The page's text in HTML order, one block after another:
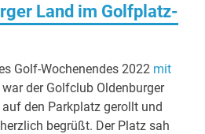
Land im Golfplatz-
Golf-Wochenendes 2022 mit
war der Golfclub Oldenburger
den Parkplatz gerollt und
begrüßt. Der Platz sah